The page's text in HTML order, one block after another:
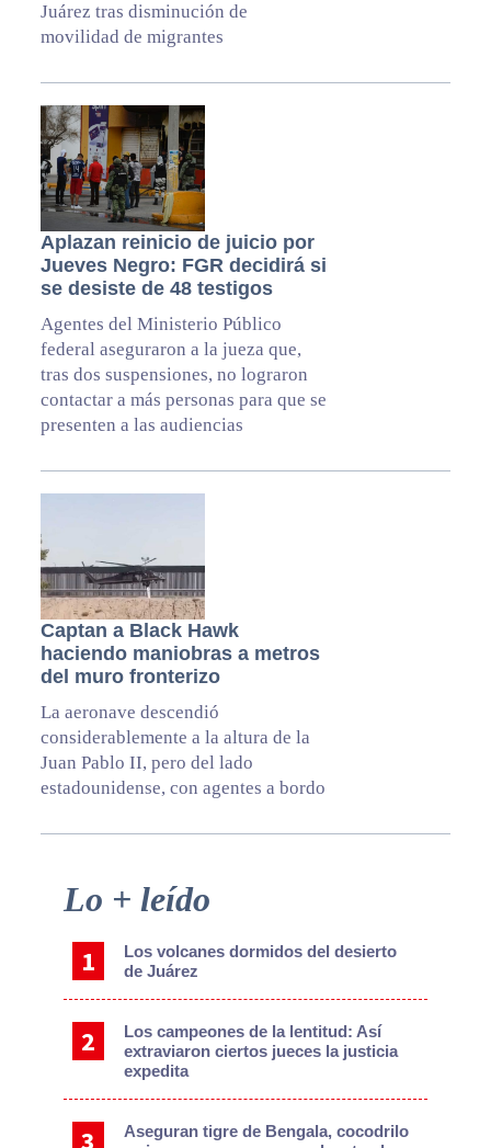
Juárez tras disminución de
movilidad de migrantes
Aplazan reinicio de juicio por
Jueves Negro: FGR decidirá si
se desiste de 48 testigos
Agentes del Ministerio Público
federal aseguraron a la jueza que,
tras dos suspensiones, no lograron
contactar a más personas para que se
presenten a las audiencias
Captan a Black Hawk
haciendo maniobras a metros
del muro fronterizo
La aeronave descendió
considerablemente a la altura de la
Juan Pablo II, pero del lado
estadounidense, con agentes a bordo
Primary
Sidebar
Lo + leído
Los volcanes dormidos del desierto
de Juárez
Los campeones de la lentitud: Así
extraviaron ciertos jueces la justicia
expedita
Aseguran tigre de Bengala, cocodrilo